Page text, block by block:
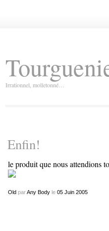
Irrationnel, molletonné…
Enfin!
le produit que nous attendions
OldparAny Bodyle 05 Juin 2005